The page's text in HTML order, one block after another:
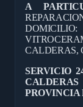
A
CALDERAS,
SERVICIO
PROVINCIA